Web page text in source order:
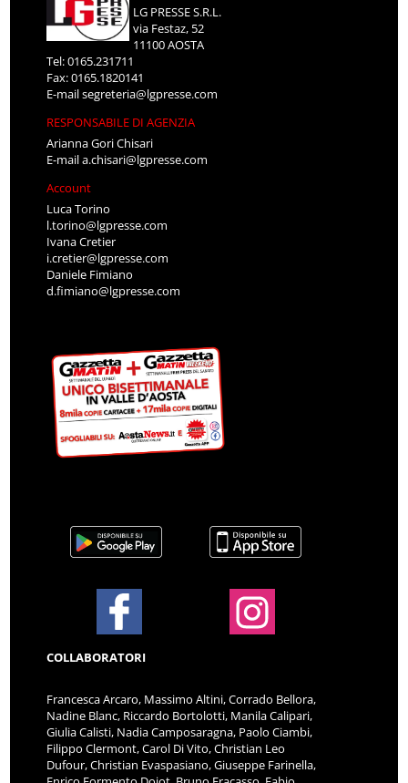
LG PRESSE S.R.L.
via Festaz, 52
11100 AOSTA
Tel: 0165.231711
Fax: 0165.1820141
E-mailsegreteria@lgpresse.com
RESPONSABILE DI AGENZIA
Arianna Gori Chisari
E-maila.chisari@lgpresse.com
Account
Luca Torino
l.torino@lgpresse.com
Ivana Cretier
i.cretier@lgpresse.com
Daniele Fimiano
d.fimiano@lgpresse.com
COLLABORATORI
Francesca Arcaro, Massimo Altini, Corrado Bellora,
Nadine Blanc, Riccardo Bortolotti, Manila Calipari,
Giulia Calisti, Nadia Camposaragna, Paolo Ciambi,
Filippo Clermont, Carol Di Vito, Christian Leo
Dufour, Christian Evaspasiano, Giuseppe Farinella,